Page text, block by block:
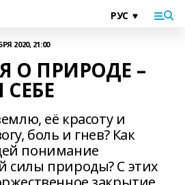
2020, 21:00
О ПРИРОДЕ –
её красоту и
боль и гнев? Как
понимание
силы природы? С этих